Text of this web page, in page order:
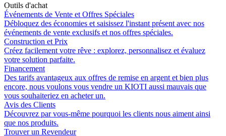
Outils d'achat
Événements de Vente et Offres Spéciales
Débloquez des économies et saisissez l'instant présent avec nos
événements de vente exclusifs et nos offres spéciales.
Construction et Prix
Créez facilement votre rêve : explorez, personnalisez et évaluez
votre solution parfaite.
Financement
Des tarifs avantageux aux offres de remise en argent et bien plus
encore, nous voulons vous vendre un KIOTI aussi mauvais que
vous souhaiteriez en acheter un.
Avis des Clients
Découvrez par vous-même pourquoi les clients nous aiment ainsi
que nos produits.
Trouver un Revendeur